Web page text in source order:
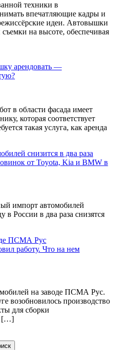
техники в
впечатляющие кадры и
идеи. Автовышки
на высоте, обеспечивая
арендовать —
в области фасада имеет
которая соответствует
такая услуга, как аренда
от Toyota, Kia и BMW в
импорт автомобилей
в России в два раза снизятся
работу. Что на нем
на заводе ПСМА Рус.
возобновилось производство
для сборки
[…]